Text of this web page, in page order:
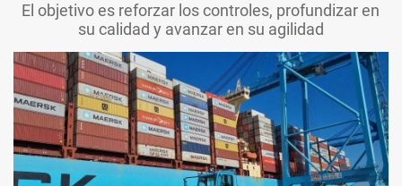
El objetivo es reforzar los controles, profundizar en
su calidad y avanzar en su agilidad